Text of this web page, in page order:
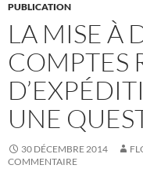
PUBLICATION
LA MISE À
COMPTES
UNE
30 DÉCEMBRE 2014
COMMENTAIRE